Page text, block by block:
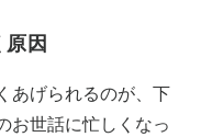
因
あげられるのが、下
お世話に忙しくなっ